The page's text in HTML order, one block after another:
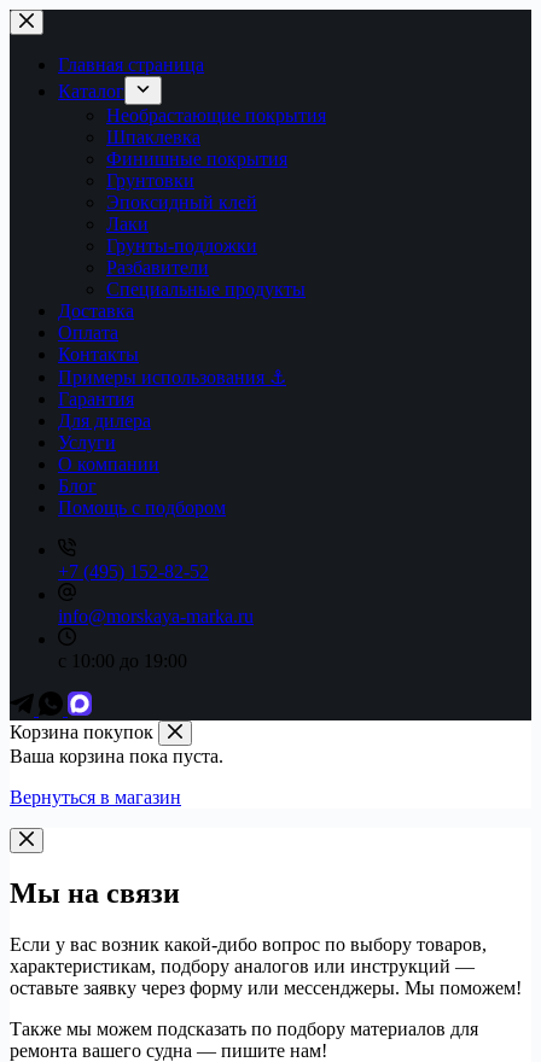
Перейти
к
сути
Главная страница
Каталог
Необрастающие покрытия
Шпаклевка
Финишные покрытия
Грунтовки
Эпоксидный клей
Лаки
Грунты-подложки
Разбавители
Специальные продукты
Доставка
Оплата
Контакты
Примеры использования ⚓
Гарантия
Для дилера
Услуги
О компании
Блог
Помощь с подбором
+7 (495) 152-82-52
info@morskaya-marka.ru
с 10:00 до 19:00
Корзина покупок
Ваша корзина пока пуста.
Вернуться в магазин
Мы на связи
Если у вас возник какой-дибо вопрос по выбору товаров,
характеристикам, подбору аналогов или инструкций —
оставьте заявку через форму или мессенджеры. Мы поможем!
Также мы можем подсказать по подбору материалов для
ремонта вашего судна — пишите нам!